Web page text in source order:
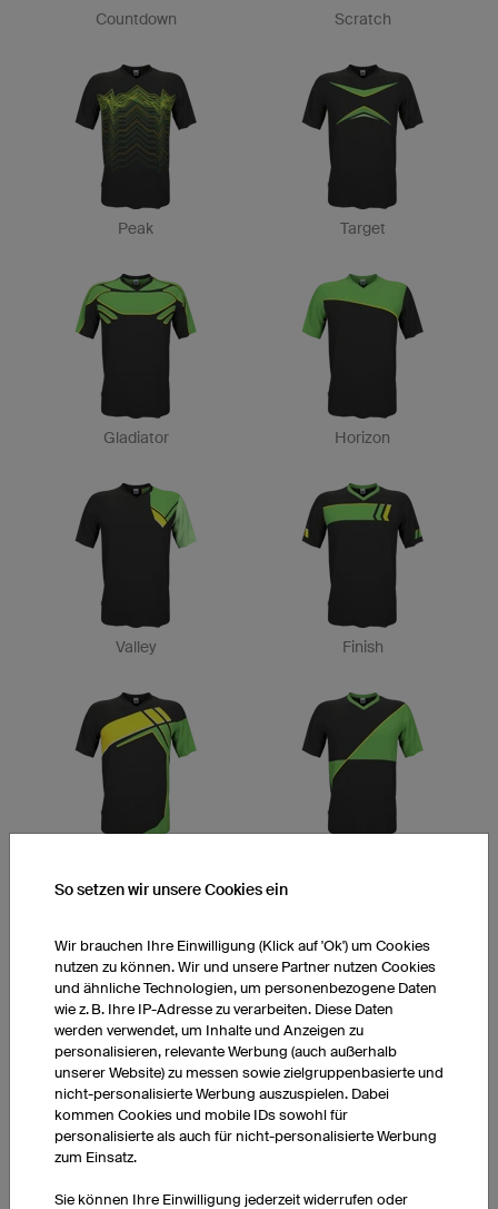
Countdown Scratch
Peak Target
Gladiator Horizon
Valley Finish
Canyon Pure
So setzen wir unsere Cookies ein
Wir brauchen Ihre Einwilligung (Klick auf 'Ok') um Cookies
nutzen zu können. Wir und unsere Partner nutzen Cookies
und ähnliche Technologien, um personenbezogene Daten
wie z. B. Ihre IP-Adresse zu verarbeiten. Diese Daten
werden verwendet, um Inhalte und Anzeigen zu
personalisieren, relevante Werbung (auch außerhalb
unserer Website) zu messen sowie zielgruppenbasierte und
nicht-personalisierte Werbung auszuspielen. Dabei
kommen Cookies und mobile IDs sowohl für
personalisierte als auch für nicht-personalisierte Werbung
zum Einsatz.
Sie können Ihre Einwilligung jederzeit widerrufen oder